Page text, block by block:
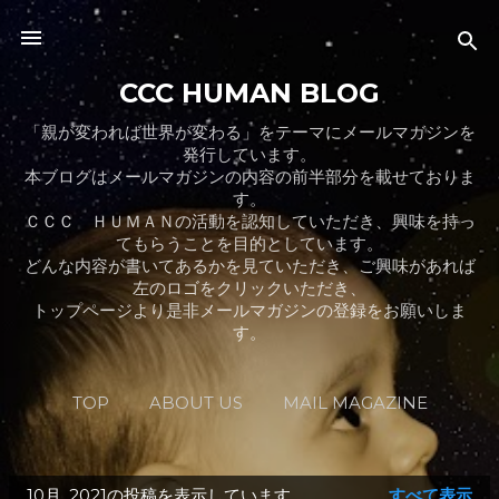
スキップしてメイン コンテンツに移動
CCC HUMAN BLOG
「親が変われば世界が変わる」をテーマにメールマガジンを
発行しています。
本ブログはメールマガジンの内容の前半部分を載せておりま
す。
ＣＣＣ ＨＵＭＡＮの活動を認知していただき、興味を持っ
てもらうことを目的としています。
どんな内容が書いてあるかを見ていただき、ご興味があれば
左のロゴをクリックいただき、
トップページより是非メールマガジンの登録をお願いしま
す。
TOP ABOUT US MAIL MAGAZINE
BLOG CONTACT US